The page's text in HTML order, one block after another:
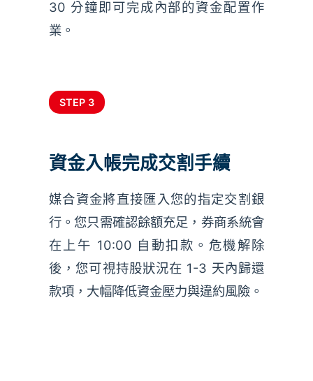
30 分鐘即可完成內部的資金配置作
業。
STEP 3
資金入帳完成交割手續
媒合資金將直接匯入您的指定交割銀
行。您只需確認餘額充足，券商系統會
在上午 10:00 自動扣款。危機解除
後，您可視持股狀況在 1-3 天內歸還
款項，大幅降低資金壓力與違約風險。